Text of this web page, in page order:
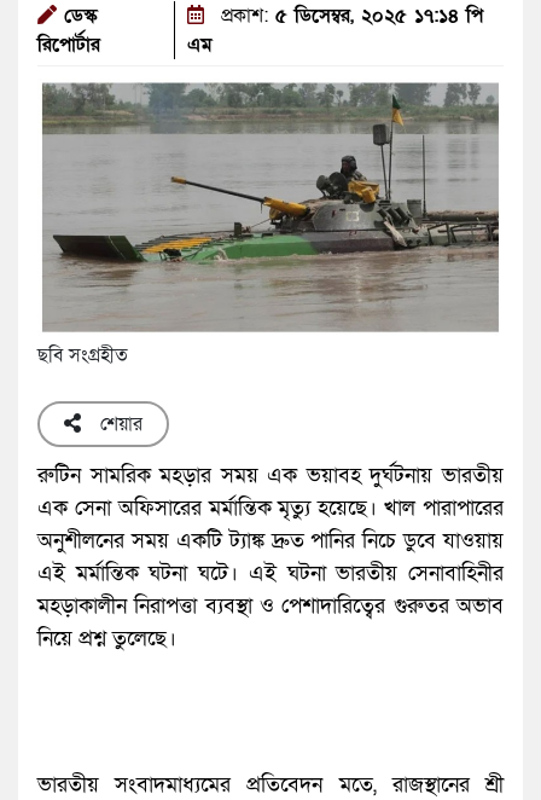
ডেস্ক
রিপোর্টার
প্রকাশ: ৫ ডিসেম্বর, ২০২৫ ১৭:১৪ পি
এম
ছবি সংগ্রহীত
শেয়ার
রুটিন সামরিক মহড়ার সময় এক ভয়াবহ দুর্ঘটনায় ভারতীয়
এক সেনা অফিসারের মর্মান্তিক মৃত্যু হয়েছে। খাল পারাপারের
অনুশীলনের সময় একটি ট্যাঙ্ক দ্রুত পানির নিচে ডুবে যাওয়ায়
এই মর্মান্তিক ঘটনা ঘটে। এই ঘটনা ভারতীয় সেনাবাহিনীর
মহড়াকালীন নিরাপত্তা ব্যবস্থা ও পেশাদারিত্বের গুরুতর অভাব
নিয়ে প্রশ্ন তুলেছে।
ভারতীয় সংবাদমাধ্যমের প্রতিবেদন মতে, রাজস্থানের শ্রী